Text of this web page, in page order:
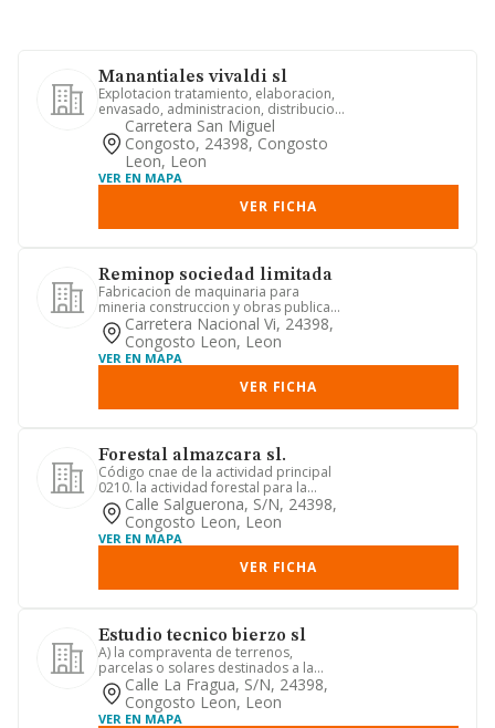
Manantiales vivaldi sl
Explotacion tratamiento, elaboracion,
envasado, administracion, distribucion,
comercio de aguas min...
Carretera San Miguel
Congosto, 24398, Congosto
Leon, Leon
VER EN MAPA
VER FICHA
Reminop sociedad limitada
Fabricacion de maquinaria para
mineria construccion y obras publicas
y para las industrias de ceram...
Carretera Nacional Vi, 24398,
Congosto Leon, Leon
VER EN MAPA
VER FICHA
Forestal almazcara sl.
Código cnae de la actividad principal
0210. la actividad forestal para la
extracción de madera de m...
Calle Salguerona, S/n, 24398,
Congosto Leon, Leon
VER EN MAPA
VER FICHA
Estudio tecnico bierzo sl
A) la compraventa de terrenos,
parcelas o solares destinados a la
parcelacion, urbanizacion, promoc...
Calle La Fragua, S/n, 24398,
Congosto Leon, Leon
VER EN MAPA